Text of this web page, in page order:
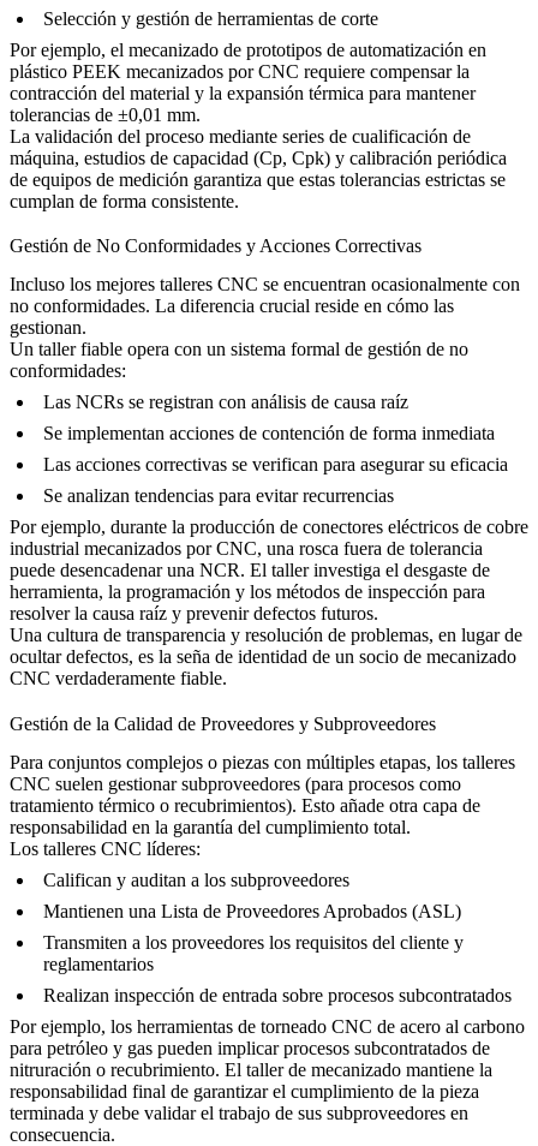
Selección y gestión de herramientas de corte
Por ejemplo, el mecanizado de prototipos de automatización en
plástico PEEK mecanizados por CNC requiere compensar la
contracción del material y la expansión térmica para mantener
tolerancias de ±0,01 mm.
La validación del proceso mediante series de cualificación de
máquina, estudios de capacidad (Cp, Cpk) y calibración periódica
de equipos de medición garantiza que estas tolerancias estrictas se
cumplan de forma consistente.
Gestión de No Conformidades y Acciones Correctivas
Incluso los mejores talleres CNC se encuentran ocasionalmente con
no conformidades. La diferencia crucial reside en cómo las
gestionan.
Un taller fiable opera con un sistema formal de gestión de no
conformidades:
Las NCRs se registran con análisis de causa raíz
Se implementan acciones de contención de forma inmediata
Las acciones correctivas se verifican para asegurar su eficacia
Se analizan tendencias para evitar recurrencias
Por ejemplo, durante la producción de conectores eléctricos de cobre
industrial mecanizados por CNC, una rosca fuera de tolerancia
puede desencadenar una NCR. El taller investiga el desgaste de
herramienta, la programación y los métodos de inspección para
resolver la causa raíz y prevenir defectos futuros.
Una cultura de transparencia y resolución de problemas, en lugar de
ocultar defectos, es la seña de identidad de un socio de mecanizado
CNC verdaderamente fiable.
Gestión de la Calidad de Proveedores y Subproveedores
Para conjuntos complejos o piezas con múltiples etapas, los talleres
CNC suelen gestionar subproveedores (para procesos como
tratamiento térmico o recubrimientos). Esto añade otra capa de
responsabilidad en la garantía del cumplimiento total.
Los talleres CNC líderes:
Califican y auditan a los subproveedores
Mantienen una Lista de Proveedores Aprobados (ASL)
Transmiten a los proveedores los requisitos del cliente y
reglamentarios
Realizan inspección de entrada sobre procesos subcontratados
Por ejemplo, los herramientas de torneado CNC de acero al carbono
para petróleo y gas pueden implicar procesos subcontratados de
nitruración o recubrimiento. El taller de mecanizado mantiene la
responsabilidad final de garantizar el cumplimiento de la pieza
terminada y debe validar el trabajo de sus subproveedores en
consecuencia.